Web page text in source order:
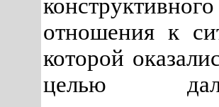
конструктивного
отношения к
которой
целью